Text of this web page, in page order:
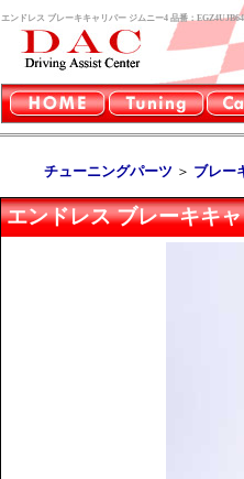
エンドレス ブレーキキャリパー ジムニー4 品番：
チューニングパーツ ＞ ブレー
エンドレス ブレーキキ